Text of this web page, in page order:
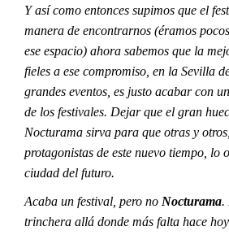
Y así como entonces supimos que el
manera de encontrarnos (éramos
ese espacio) ahora sabemos que la
fieles a ese compromiso, en la Sevilla
grandes eventos, es justo acabar con
de los festivales. Dejar que el gran
Nocturama sirva para que otras y
protagonistas de este nuevo tiempo, lo
ciudad del futuro.
Acaba un festival, pero no Nocturama.
trinchera allá donde más falta hace